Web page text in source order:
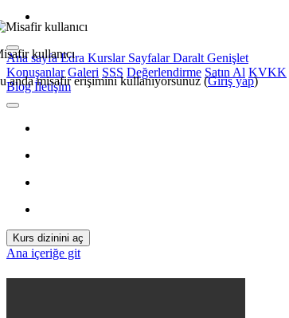
kullanıcı
anda misafir erişimini kullanıyorsunuz (Giriş yap)
Ana sayfaEdra Kurslar SayfalarDaralt Genişlet
Konuşanlar Galeri SSS Değerlendirme Satın Al KVKK
Blogİletişim
Kurs dizinini aç
Ana içeriğe git